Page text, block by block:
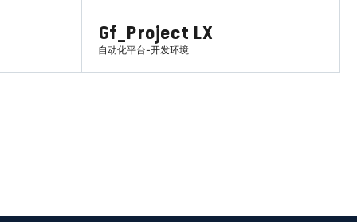
Gf_Project LX
自动化平台-开发环境